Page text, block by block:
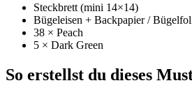
Steckbrett (mini 14×14)
Bügeleisen + Backpapier /
38 × Peach
5 × Dark Green
So erstellst du dieses